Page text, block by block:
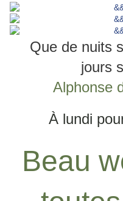
Que de nuits
jours
Alphonse
À lundi
Beau